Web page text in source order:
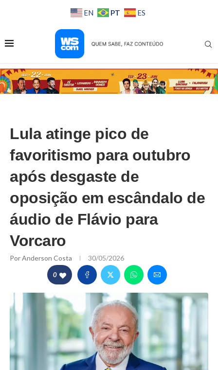
EN PT ES
Lula atinge pico de
favoritismo para outubro
após desgaste de
oposição em escândalo de
áudio de Flávio para
Vorcaro
PorAnderson Costa 30/05/2026
0